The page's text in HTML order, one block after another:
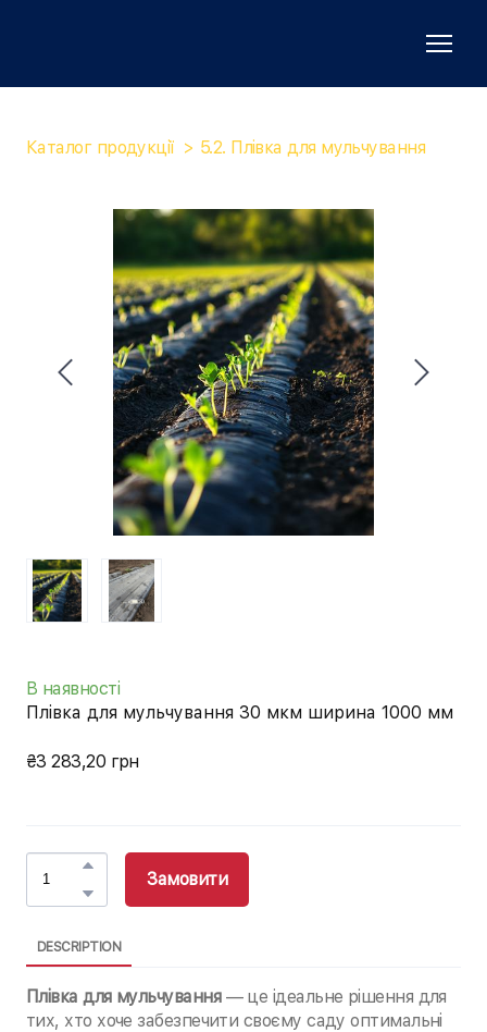
Каталог продукції 5.2. Плівка для мульчування
В наявності
Плівка для мульчування 30 мкм ширина 1000 мм
₴3 283,20 грн
Замовити
DESCRIPTION
Плівка для мульчування— це ідеальне рішення для
тих, хто хоче забезпечити своєму саду оптимальні